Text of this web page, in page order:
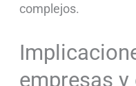
complejos.
empresas